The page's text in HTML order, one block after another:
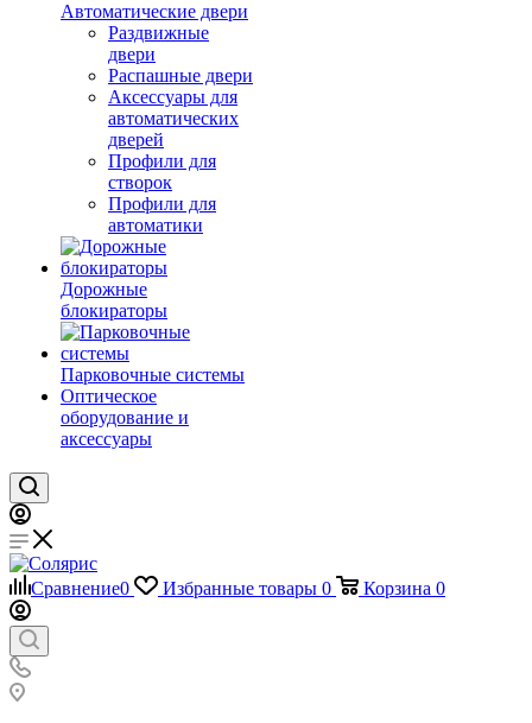
Автоматические двери
Раздвижные
двери
Распашные двери
Аксессуары для
автоматических
дверей
Профили для
створок
Профили для
автоматики
Дорожные
блокираторы
Парковочные системы
Оптическое
оборудование и
аксессуары
Сравнение0 Избранные товары 0 Корзина 0